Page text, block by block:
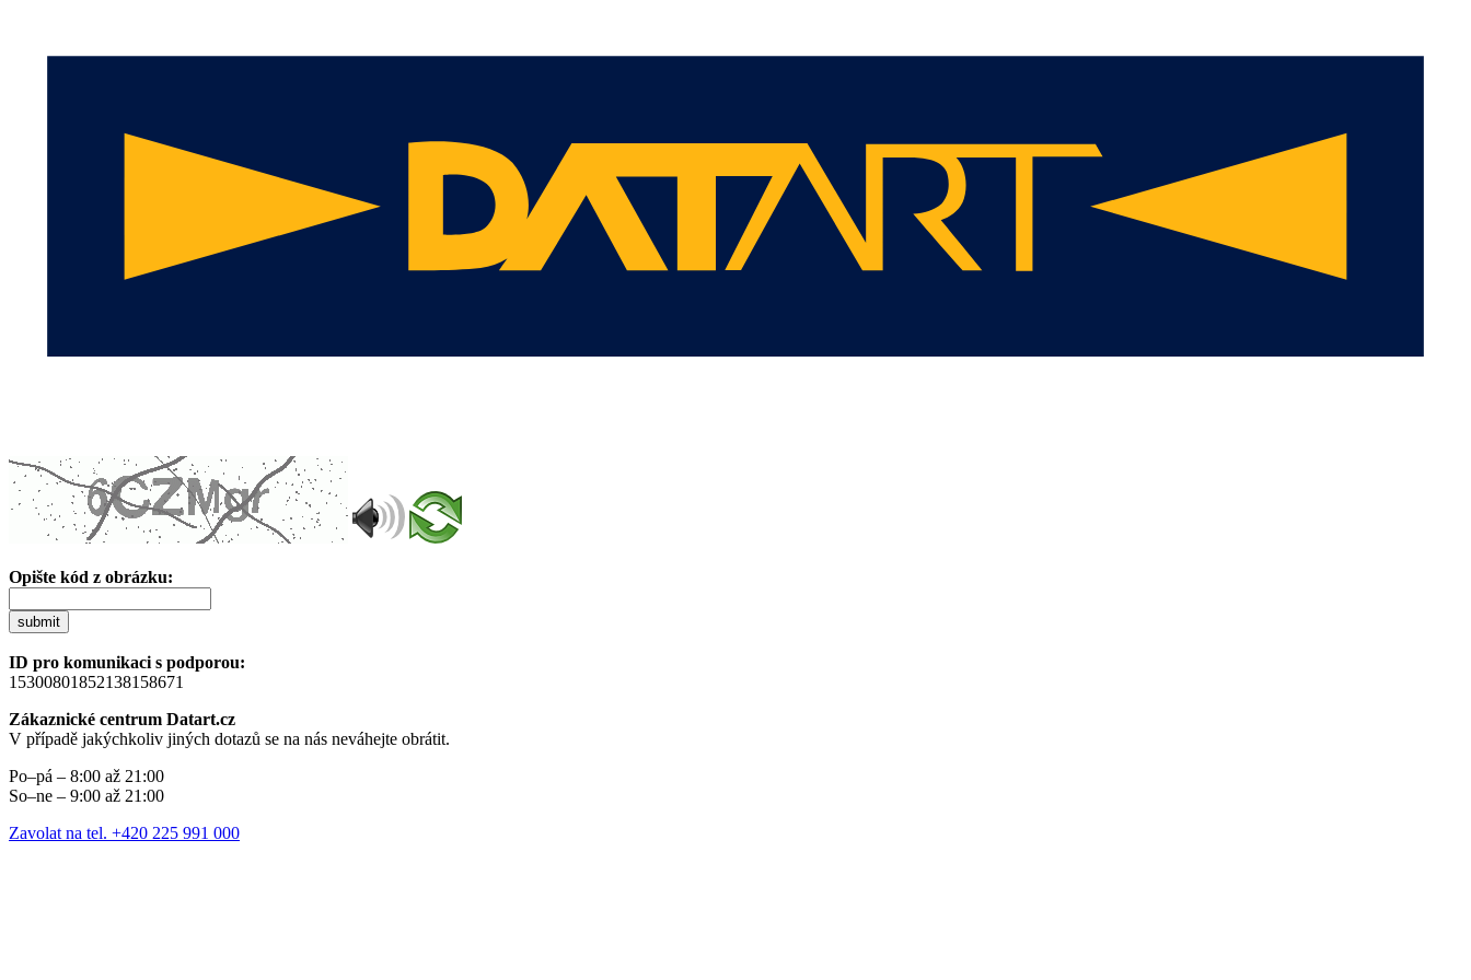
Opište kód z obrázku:
submit
ID pro komunikaci s podporou:
15300801852138158671
Zákaznické centrum Datart.cz
V případě jakýchkoliv jiných dotazů se na nás neváhejte obrátit.
Po–pá – 8:00 až 21:00
So–ne – 9:00 až 21:00
Zavolat na tel. +420 225 991 000